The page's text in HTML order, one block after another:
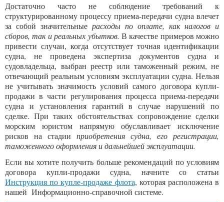
Достаточно часто не соблюдение требований к
структурированному процессу приема-передачи судна влечет
за собой значительные расходы по оплате, как налогов и
сборов, так и реальных убытков. В качестве примеров можно
привести случаи, когда отсутствует точная идентификации
судна, не проведена экспертиза документов судна и
судовладельца, выбран реестр или таможенный режим, не
отвечающий реальным условиям эксплуатации судна. Нельзя
не учитывать значимость условий самого договора купли-
продажи в части регулирования процесса приема-передачи
судна и установления гарантий в случае нарушений по
сделке. При таких обстоятельствах сопровождение сделки
морским юристом напрямую обуславливает исключение
рисков на стадии приобретения судна, его регистрации,
таможенного оформления и дальнейшей эксплуатации.
Если вы хотите получить больше рекомендаций по условиям
договора купли-продажи судна, начните со статьи
Инструкция по купле-продаже флота, которая расположена в
нашей Информационно-справочной системе.